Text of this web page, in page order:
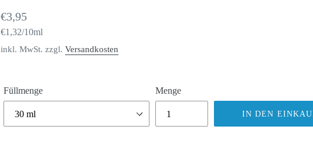
Normaler
Preis
€3,95
Einzelpreis
€1,32/pro
10ml
inkl. MwSt. zzgl.Versandkosten
Füllmenge Menge
IN DEN